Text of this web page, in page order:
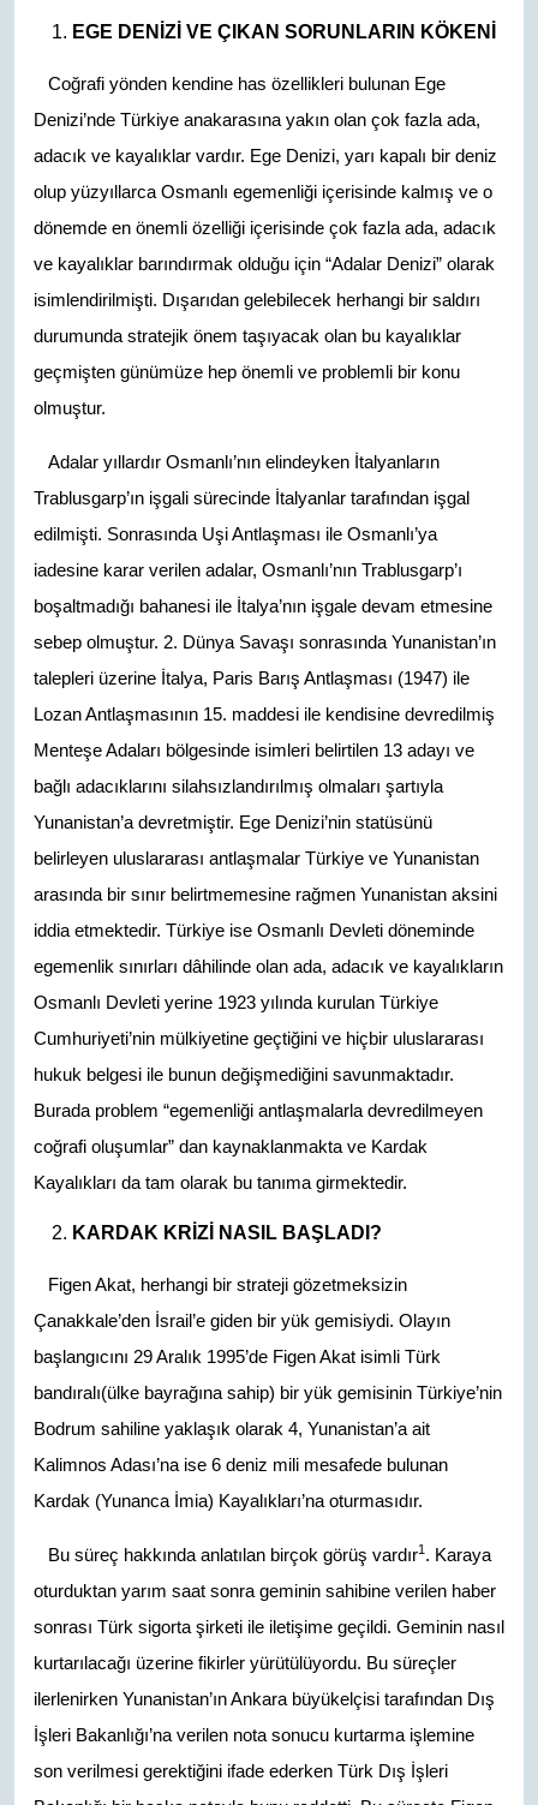
EGE DENİZİ VE ÇIKAN SORUNLARIN KÖKENİ
Coğrafi yönden kendine has özellikleri bulunan Ege
Denizi’nde Türkiye anakarasına yakın olan çok fazla ada,
adacık ve kayalıklar vardır. Ege Denizi, yarı kapalı bir deniz
olup yüzyıllarca Osmanlı egemenliği içerisinde kalmış ve o
dönemde en önemli özelliği içerisinde çok fazla ada, adacık
ve kayalıklar barındırmak olduğu için “Adalar Denizi” olarak
isimlendirilmişti. Dışarıdan gelebilecek herhangi bir saldırı
durumunda stratejik önem taşıyacak olan bu kayalıklar
geçmişten günümüze hep önemli ve problemli bir konu
olmuştur.
Adalar yıllardır Osmanlı’nın elindeyken İtalyanların
Trablusgarp’ın işgali sürecinde İtalyanlar tarafından işgal
edilmişti. Sonrasında Uşi Antlaşması ile Osmanlı’ya
iadesine karar verilen adalar, Osmanlı’nın Trablusgarp’ı
boşaltmadığı bahanesi ile İtalya’nın işgale devam etmesine
sebep olmuştur. 2. Dünya Savaşı sonrasında Yunanistan’ın
talepleri üzerine İtalya, Paris Barış Antlaşması (1947) ile
Lozan Antlaşmasının 15. maddesi ile kendisine devredilmiş
Menteşe Adaları bölgesinde isimleri belirtilen 13 adayı ve
bağlı adacıklarını silahsızlandırılmış olmaları şartıyla
Yunanistan’a devretmiştir. Ege Denizi’nin statüsünü
belirleyen uluslararası antlaşmalar Türkiye ve Yunanistan
arasında bir sınır belirtmemesine rağmen Yunanistan aksini
iddia etmektedir. Türkiye ise Osmanlı Devleti döneminde
egemenlik sınırları dâhilinde olan ada, adacık ve kayalıkların
Osmanlı Devleti yerine 1923 yılında kurulan Türkiye
Cumhuriyeti’nin mülkiyetine geçtiğini ve hiçbir uluslararası
hukuk belgesi ile bunun değişmediğini savunmaktadır.
Burada problem “egemenliği antlaşmalarla devredilmeyen
coğrafi oluşumlar” dan kaynaklanmakta ve Kardak
Kayalıkları da tam olarak bu tanıma girmektedir.
KARDAK KRİZİ NASIL BAŞLADI?
Figen Akat, herhangi bir strateji gözetmeksizin
Çanakkale’den İsrail’e giden bir yük gemisiydi. Olayın
başlangıcını 29 Aralık 1995’de Figen Akat isimli Türk
bandıralı(ülke bayrağına sahip) bir yük gemisinin Türkiye’nin
Bodrum sahiline yaklaşık olarak 4, Yunanistan’a ait
Kalimnos Adası’na ise 6 deniz mili mesafede bulunan
Kardak (Yunanca İmia) Kayalıkları’na oturmasıdır.
Bu süreç hakkında anlatılan birçok görüş vardır1. Karaya
oturduktan yarım saat sonra geminin sahibine verilen haber
sonrası Türk sigorta şirketi ile iletişime geçildi. Geminin nasıl
kurtarılacağı üzerine fikirler yürütülüyordu. Bu süreçler
ilerlenirken Yunanistan’ın Ankara büyükelçisi tarafından Dış
İşleri Bakanlığı’na verilen nota sonucu kurtarma işlemine
son verilmesi gerektiğini ifade ederken Türk Dış İşleri